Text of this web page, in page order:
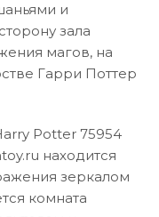
и
зала
магов, на
Гарри Поттер
Potter 75954
находится
зеркалом
комната